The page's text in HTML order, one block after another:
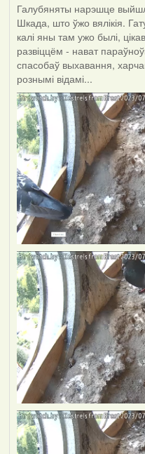
Галубяняты нарэшце
Шкада, што ўжо вялікія.
калі яны там ужо былі,
развіццём - нават
спасобаў выхавання,
рознымі відамі...